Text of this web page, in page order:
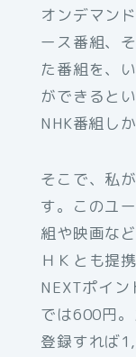
オンデマン
ース番組、
た番組を、
ができると
NHK番組し
そこで、私
す。このユ
組や映画な
ＨＫとも提
NEXTポイ
では600円
登録すれば